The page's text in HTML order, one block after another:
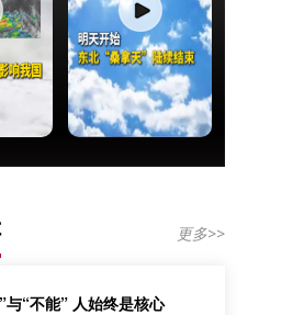
更多>>
与“不能” 人始终是核心